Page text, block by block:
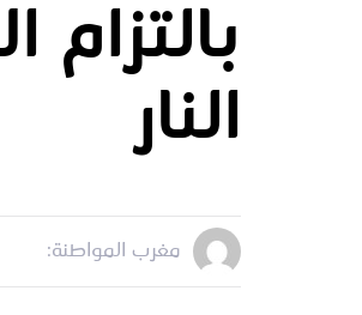
النار
مغرب المواطنة: